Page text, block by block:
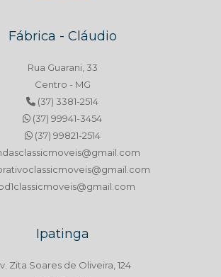
Fábrica - Cláudio
Rua Guarani, 33
Centro - MG
(37) 3381-2514
(37) 99941-3454
(37) 99821-2514
Ipatinga
Zita Soares de Oliveira, 124